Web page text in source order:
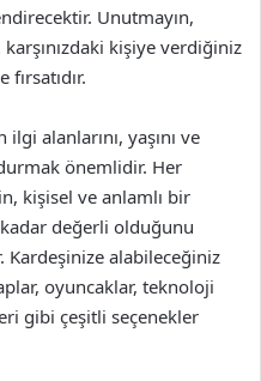
Unutmayın,
kişiye verdiğiniz
alanlarını, yaşını ve
önemlidir. Her
kişisel ve anlamlı bir
değerli olduğunu
alabileceğiniz
oyuncaklar, teknoloji
gibi çeşitli seçenekler